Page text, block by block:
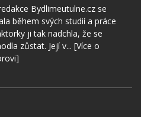
Bydlimeutulne.cz se
během svých studií a práce
ji tak nadchla, že se
zůstat. Její v... [Více o